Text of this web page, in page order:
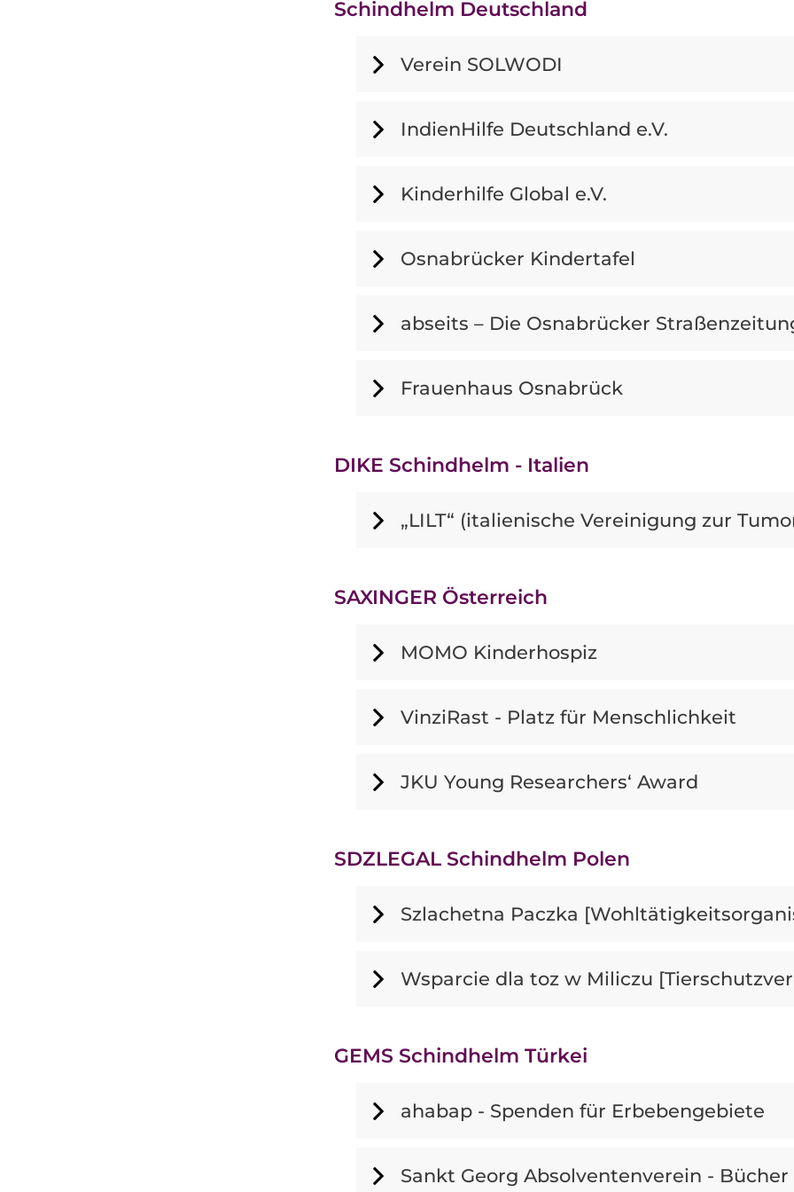
Schindhelm Deutschland
Verein SOLWODI
IndienHilfe Deutschland e.V.
Kinderhilfe Global e.V.
Osnabrücker Kindertafel
abseits – Die Osnabrücker
Frauenhaus Osnabrück
DIKE Schindhelm - Italien
„LILT“ (italienische Vereinigung zur
SAXINGER Österreich
MOMO Kinderhospiz
VinziRast - Platz für Menschlichkeit
JKU Young Researchers‘ Award
SDZLEGAL Schindhelm Polen
Szlachetna Paczka
Wsparcie dla toz w Miliczu
GEMS Schindhelm Türkei
ahabap - Spenden für Erbebengebiete
Sankt Georg Absolventenverein -